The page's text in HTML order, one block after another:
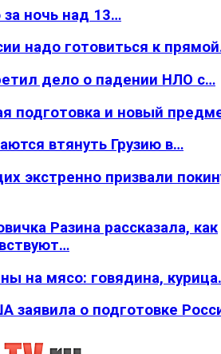
ночь над 13…
надо готовиться к
дело о падении НЛО с…
подготовка и новый
втянуть Грузию в…
экстренно призвали
Разина рассказала, как
на мясо: говядина,
заявила о подготовке